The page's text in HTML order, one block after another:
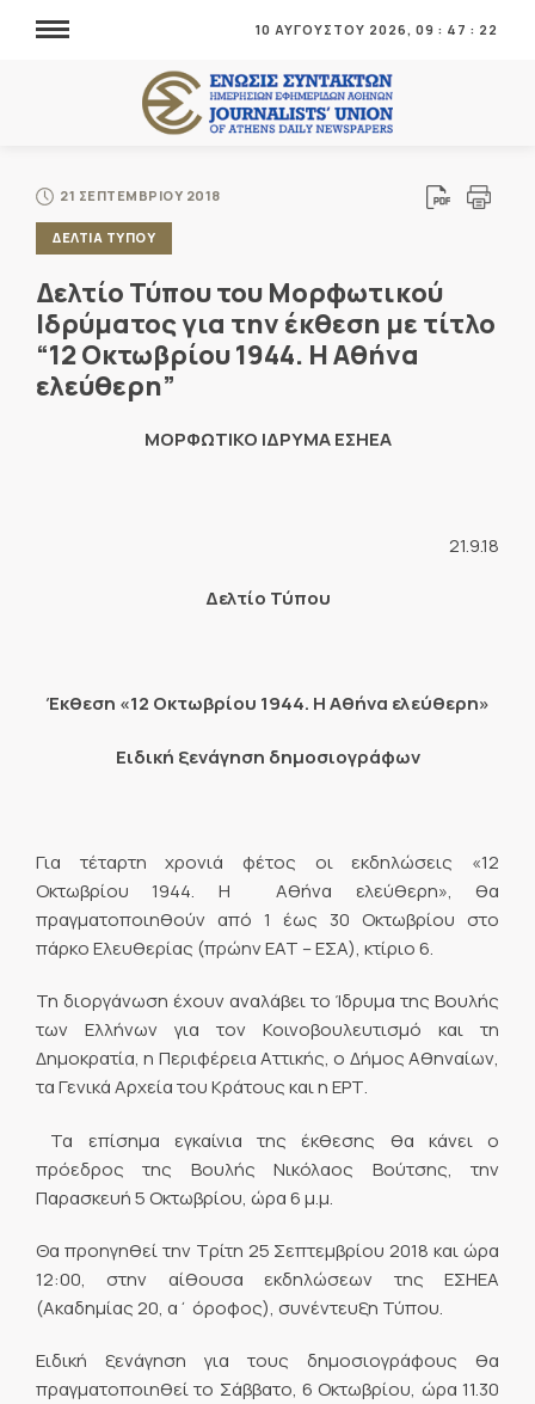
10 ΑΥΓΟΥΣΤΟΥ 2026, 09 : 47 : 23
21 ΣΕΠΤΕΜΒΡΙΟΥ 2018
ΔΕΛΤΙΑ ΤΥΠΟΥ
Δελτίο Τύπου του Μορφωτικού
Ιδρύματος για την έκθεση με τίτλο
“12 Οκτωβρίου 1944. Η Αθήνα
ελεύθερη”
ΜΟΡΦΩΤΙΚΟ ΙΔΡΥΜΑ ΕΣΗΕΑ
21.9.18
Δελτίο Τύπου
Έκθεση «12 Οκτωβρίου 1944. Η Αθήνα ελεύθερη»
Ειδική ξενάγηση δημοσιογράφων
Για τέταρτη χρονιά φέτος οι εκδηλώσεις «12
Οκτωβρίου 1944. Η Αθήνα ελεύθερη», θα
πραγματοποιηθούν από 1 έως 30 Οκτωβρίου στο
πάρκο Ελευθερίας (πρώην ΕΑΤ – ΕΣΑ), κτίριο 6.
Τη διοργάνωση έχουν αναλάβει το Ίδρυμα της Βουλής
των Ελλήνων για τον Κοινοβουλευτισμό και τη
Δημοκρατία, η Περιφέρεια Αττικής, ο Δήμος Αθηναίων,
τα Γενικά Αρχεία του Κράτους και η ΕΡΤ.
Τα επίσημα εγκαίνια της έκθεσης θα κάνει ο
πρόεδρος της Βουλής Νικόλαος Βούτσης, την
Παρασκευή 5 Οκτωβρίου, ώρα 6 μ.μ.
Θα προηγηθεί την Τρίτη 25 Σεπτεμβρίου 2018 και ώρα
12:00, στην αίθουσα εκδηλώσεων της ΕΣΗΕΑ
(Ακαδημίας 20, α΄ όροφος), συνέντευξη Τύπου.
Ειδική ξενάγηση για τους δημοσιογράφους θα
πραγματοποιηθεί το Σάββατο, 6 Οκτωβρίου, ώρα 11.30